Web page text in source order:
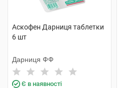
Аскофен Дарниця таблетки
6 шт
Дарниця ФФ
Є в наявності